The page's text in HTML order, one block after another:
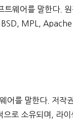
웨어를 말한다.
MPL,
어를 말한다. 저작
로 소유되며, 라